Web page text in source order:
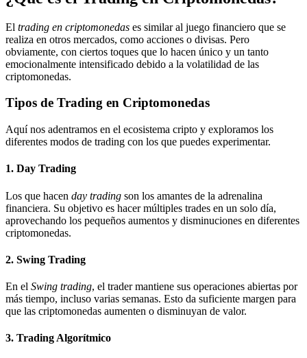
El trading en criptomonedas es similar al juego financiero que se
realiza en otros mercados, como acciones o divisas. Pero
obviamente, con ciertos toques que lo hacen único y un tanto
emocionalmente intensificado debido a la volatilidad de las
criptomonedas.
Tipos de Trading en Criptomonedas
Aquí nos adentramos en el ecosistema cripto y exploramos los
diferentes modos de trading con los que puedes experimentar.
1. Day Trading
Los que hacen day trading son los amantes de la adrenalina
financiera. Su objetivo es hacer múltiples trades en un solo día,
aprovechando los pequeños aumentos y disminuciones en diferentes
criptomonedas.
2. Swing Trading
En el Swing trading, el trader mantiene sus operaciones abiertas por
más tiempo, incluso varias semanas. Esto da suficiente margen para
que las criptomonedas aumenten o disminuyan de valor.
3. Trading Algorítmico